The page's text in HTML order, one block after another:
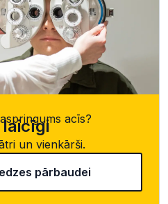
acīs?
un vienkārši.
pārbaudei